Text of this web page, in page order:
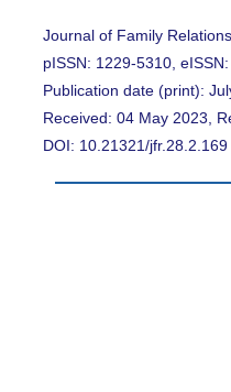
Journal of Family
pISSN: 1229-5310,
Publication date (print):
Received: 04 May 2023,
DOI: 10.21321/jfr.28.2.169